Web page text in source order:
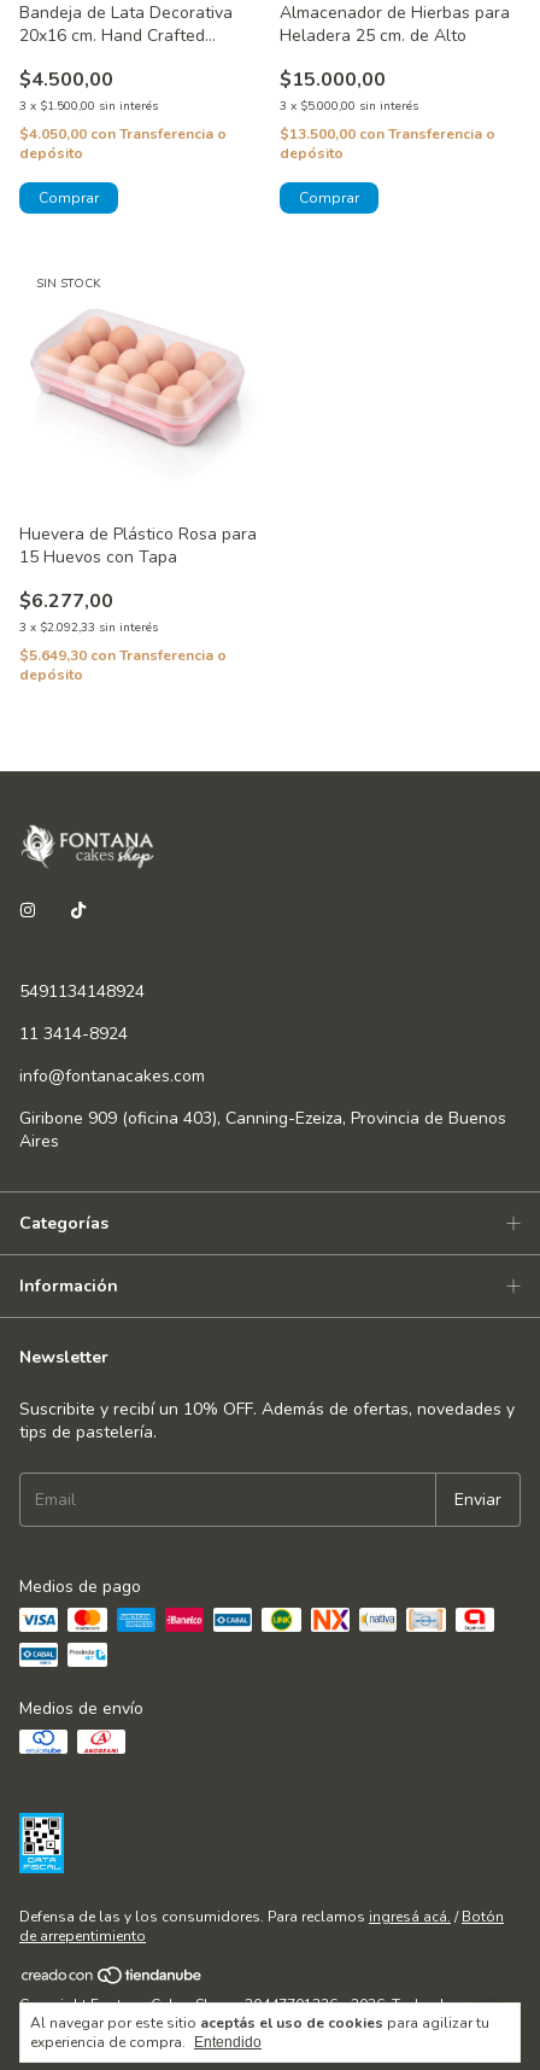
Al navegar por este sitio aceptás el uso de cookies para agilizar tu
experiencia de compra.
Entendido
Bandeja de Lata Decorativa
20x16 cm. Hand Crafted
$4.500,00
3 x $1.500,00 sin interés
$4.050,00 conTransferencia o
depósito
Almacenador de Hierbas para
Heladera 25 cm. de Alto
$15.000,00
3 x $5.000,00 sin interés
$13.500,00 conTransferencia o
depósito
SIN STOCK
Huevera de Plástico Rosa para
15 Huevos con Tapa
$6.277,00
3 x $2.092,33 sin interés
$5.649,30 conTransferencia o
depósito
5491134148924
11 3414-8924
info@fontanacakes.com
Giribone 909 (oficina 403), Canning-Ezeiza, Provincia de Buenos
Aires
Categorías
Información
Newsletter
Suscribite y recibí un 10% OFF. Además de ofertas, novedades y
tips de pastelería.
Medios de pago
Medios de envío
Defensa de las y los consumidores. Para reclamos ingresá acá. / Botón
de arrepentimiento
Copyright Fontana Cakes Shop - 20447701236 - 2026. Todos los
derechos reservados.